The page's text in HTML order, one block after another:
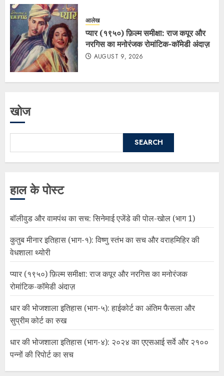
आलेख
प्यार (१९५०) फ़िल्म समीक्षा: राज कपूर और
नरगिस का मनोरंजक रोमांटिक-कॉमेडी अंदाज़
AUGUST 9, 2026
खोज
SEARCH
हाल के पोस्ट
बॉलीवुड और वामपंथ का सच: सिनेमाई एजेंडे की पोल-खोल (भाग 1)
कुतुब मीनार इतिहास (भाग-१): विष्णु स्तंभ का सच और वराहमिहिर की
वेधशाला थ्योरी
प्यार (१९५०) फ़िल्म समीक्षा: राज कपूर और नरगिस का मनोरंजक
रोमांटिक-कॉमेडी अंदाज़
धार की भोजशाला इतिहास (भाग-५): हाईकोर्ट का अंतिम फैसला और
सुप्रीम कोर्ट का रुख
धार की भोजशाला इतिहास (भाग-४): २०२४ का एएसआई सर्वे और २१००
पन्नों की रिपोर्ट का सच